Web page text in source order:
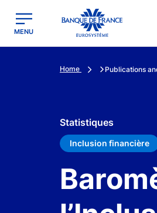
Banque de France - Menu Principal
MENU
Home Publications
Statistiques
Inclusion financière